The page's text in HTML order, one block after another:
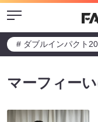
Menu
# ダブルインパクト
マーフィー